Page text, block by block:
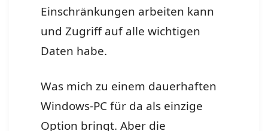
Einschränkungen arbeiten kann
und Zugriff auf alle wichtigen
Daten habe.
Was mich zu einem dauerhaften
Windows-PC für da als einzige
Option bringt. Aber die